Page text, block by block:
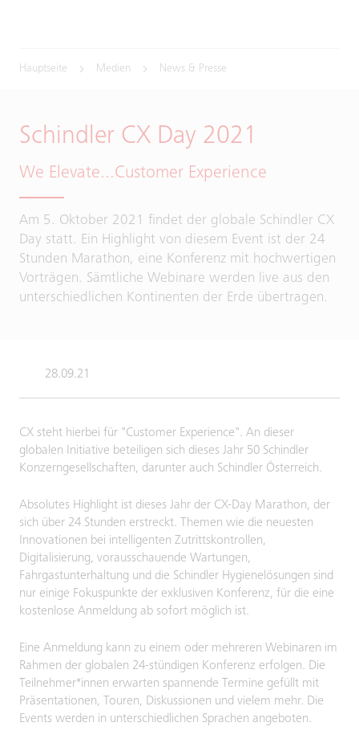
Hauptseite Medien News & Presse
Schindler CX Day 2021
We Elevate...Customer Experience
Am 5. Oktober 2021 findet der globale Schindler CX
Day statt. Ein Highlight von diesem Event ist der 24
Stunden Marathon, eine Konferenz mit hochwertigen
Vorträgen. Sämtliche Webinare werden live aus den
unterschiedlichen Kontinenten der Erde übertragen.
28.09.21
CX steht hierbei für "Customer Experience". An dieser
globalen Initiative beteiligen sich dieses Jahr 50 Schindler
Konzerngesellschaften, darunter auch Schindler Österreich.
Absolutes Highlight ist dieses Jahr der CX-Day Marathon, der
sich über 24 Stunden erstreckt. Themen wie die neuesten
Innovationen bei intelligenten Zutrittskontrollen,
Digitalisierung, vorausschauende Wartungen,
Fahrgastunterhaltung und die Schindler Hygienelösungen sind
nur einige Fokuspunkte der exklusiven Konferenz, für die eine
kostenlose Anmeldung ab sofort möglich ist.
Eine Anmeldung kann zu einem oder mehreren Webinaren im
Rahmen der globalen 24-stündigen Konferenz erfolgen. Die
Teilnehmer*innen erwarten spannende Termine gefüllt mit
Präsentationen, Touren, Diskussionen und vielem mehr. Die
Events werden in unterschiedlichen Sprachen angeboten.